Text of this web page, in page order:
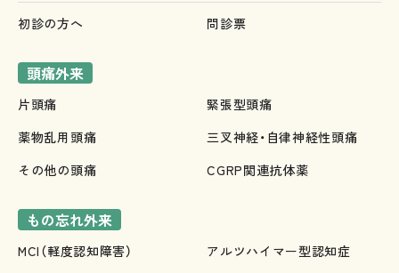
初診の方へ 問診票
頭痛外来
片頭痛
緊張型頭痛
薬物乱用頭痛
三叉神経・自律神経性頭痛
その他の頭痛
CGRP関連抗体薬
もの忘れ外来
MCI（軽度認知障害）
アルツハイマー型認知症